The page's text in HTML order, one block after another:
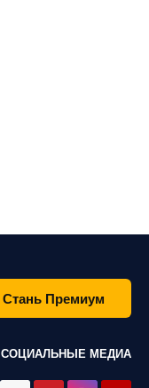
Стань Премиум
СОЦИАЛЬНЫЕ МЕДИА